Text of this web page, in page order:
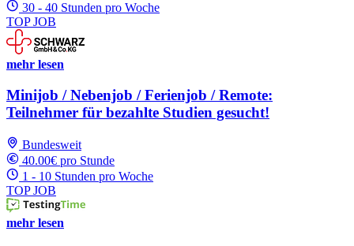
30 - 40 Stunden pro Woche
TOP JOB
mehr lesen
Minijob / Nebenjob / Ferienjob / Remote:
Teilnehmer für bezahlte Studien gesucht!
Bundesweit
40.00€ pro Stunde
1 - 10 Stunden pro Woche
TOP JOB
mehr lesen